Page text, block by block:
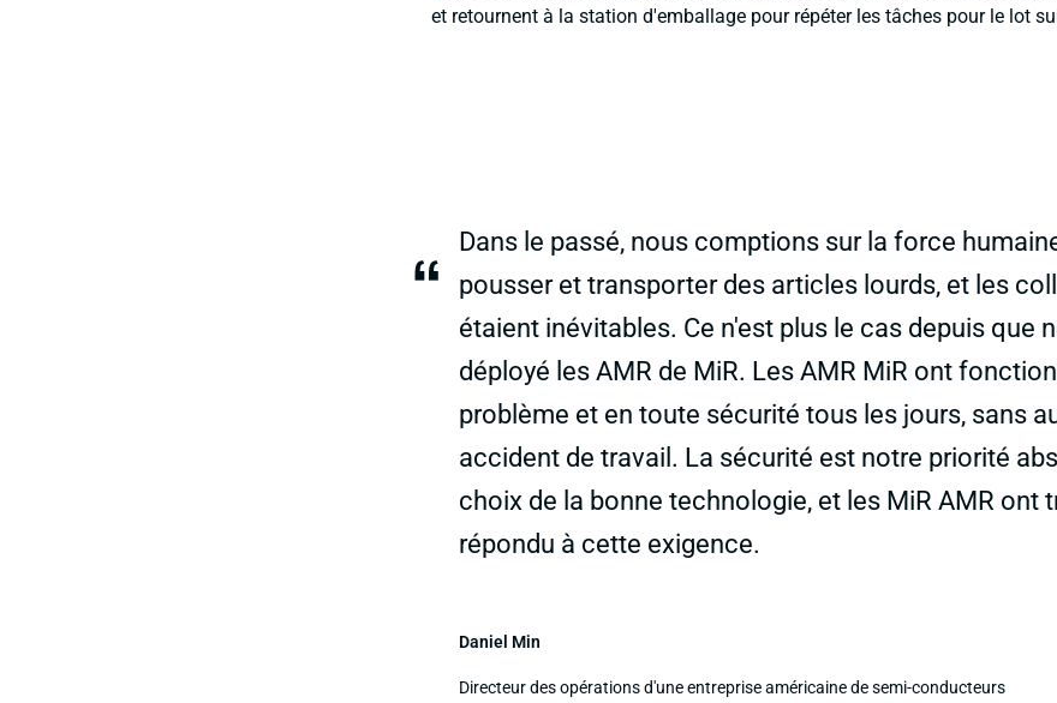
et retournent à la station d'emballage pour répéter les tâches pour le lot
“
Dans le passé, nous comptions sur la force
pousser et transporter des articles lourds, et les
étaient inévitables. Ce n'est plus le cas depuis que
déployé les AMR de MiR. Les AMR MiR ont
problème et en toute sécurité tous les jours, sans
accident de travail. La sécurité est notre priorité
choix de la bonne technologie, et les MiR AMR ont
répondu à cette exigence.
Daniel Min
Directeur des opérations d'une entreprise américaine de semi-conducteurs